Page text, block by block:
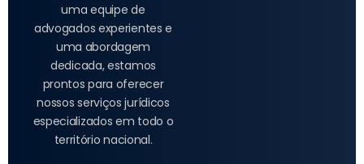
uma equipe de
advogados experientes e
uma abordagem
dedicada, estamos
prontos para oferecer
nossos serviços jurídicos
especializados em todo o
território nacional.